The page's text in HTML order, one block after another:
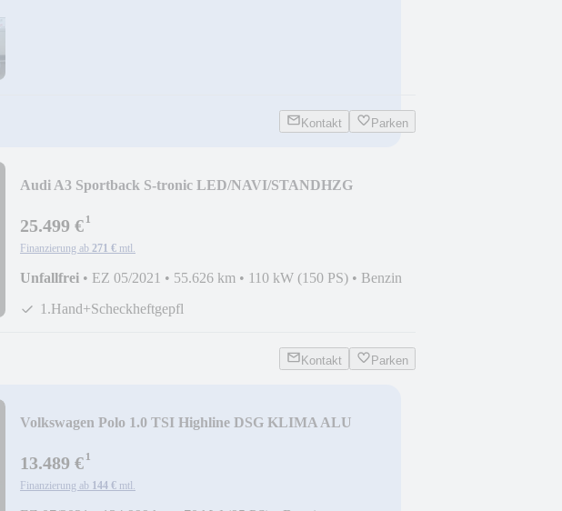
Kontakt Parken
Audi A3 Sportback S-tronic LED/NAVI/STANDHZG
25.499 €¹
Finanzierung ab 271 € mtl.
Unfallfrei • EZ 05/2021 • 55.626 km • 110 kW (150 PS) • Benzin
1.Hand+Scheckheftgepfl
Kontakt Parken
Volkswagen Polo 1.0 TSI Highline DSG KLIMA ALU
13.489 €¹
Finanzierung ab 144 € mtl.